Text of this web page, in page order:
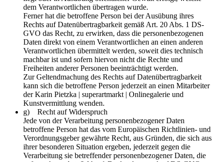
dem Verantwortlichen übertragen wurde.
Ferner hat die betroffene Person bei der Ausübung ihres
Rechts auf Datenübertragbarkeit gemäß Art. 20 Abs. 1 DS-
GVO das Recht, zu erwirken, dass die personenbezogenen
Daten direkt von einem Verantwortlichen an einen anderen
Verantwortlichen übermittelt werden, soweit dies technisch
machbar ist und sofern hiervon nicht die Rechte und
Freiheiten anderer Personen beeinträchtigt werden.
Zur Geltendmachung des Rechts auf Datenübertragbarkeit
kann sich die betroffene Person jederzeit an einen Mitarbeiter
der Karin Pietzka | superartmarkt | Onlinegalerie und
Kunstvermittlung wenden.
g) Recht auf Widerspruch
Jede von der Verarbeitung personenbezogener Daten
betroffene Person hat das vom Europäischen Richtlinien- und
Verordnungsgeber gewährte Recht, aus Gründen, die sich aus
ihrer besonderen Situation ergeben, jederzeit gegen die
Verarbeitung sie betreffender personenbezogener Daten, die